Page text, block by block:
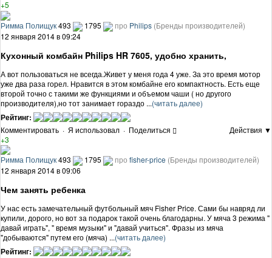
+5
Римма Полищук493 1795 про Philips (Бренды производителей)
12 января 2014 в 09:24
Кухонный комбайн Philips HR 7605, удобно хранить,
А вот пользоваться не всегда.Живет у меня года 4 уже. За это время мотор
уже два раза горел. Нравится в этом комбайне его компактность. Есть еще
второй точно с такими же функциями и объемом чаши ( но другого
производителя),но тот занимает гораздо ...(читать далее)
Рейтинг:
Комментировать · Я использовал · Поделиться
Действия ▼
+3
Римма Полищук493 1795 про fisher-price (Бренды производителей)
12 января 2014 в 09:06
Чем занять ребенка
У нас есть замечательный футбольный мяч Fisher Price. Сами бы навряд ли
купили, дорого, но вот за подарок такой очень благодарны. У мяча 3 режима "
давай играть", " время музыки" и "давай учиться". Фразы из мяча
"добываются" путем его (мяча) ...(читать далее)
Рейтинг: